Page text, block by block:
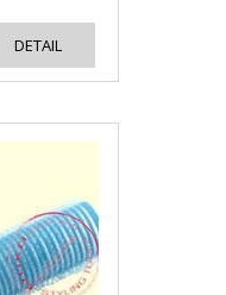
DETAIL